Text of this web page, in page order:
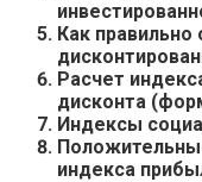
Как правильно
Расчет
дисконта
Индексы
индекса